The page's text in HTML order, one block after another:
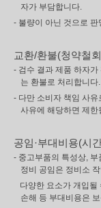
자가 부담합니다.
- 불량이 아닌 것으로
교환/환불(청약철
- 검수 결과 제품 하자
는 환불로 처리합니다.
- 다만 소비자 책임 사
사유에 해당하면 제한
공임·부대비용(시
- 중고부품의 특성상,
정비 공임은 정비소
다양한 요소가 개입될
손해 등 부대비용은